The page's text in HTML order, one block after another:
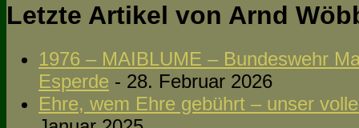
Letzte Artikel von Arnd
1976 – MAIBLUME – Bundeswehr
Esperde - 28. Februar 2026
Ehre, wem Ehre gebührt – unser